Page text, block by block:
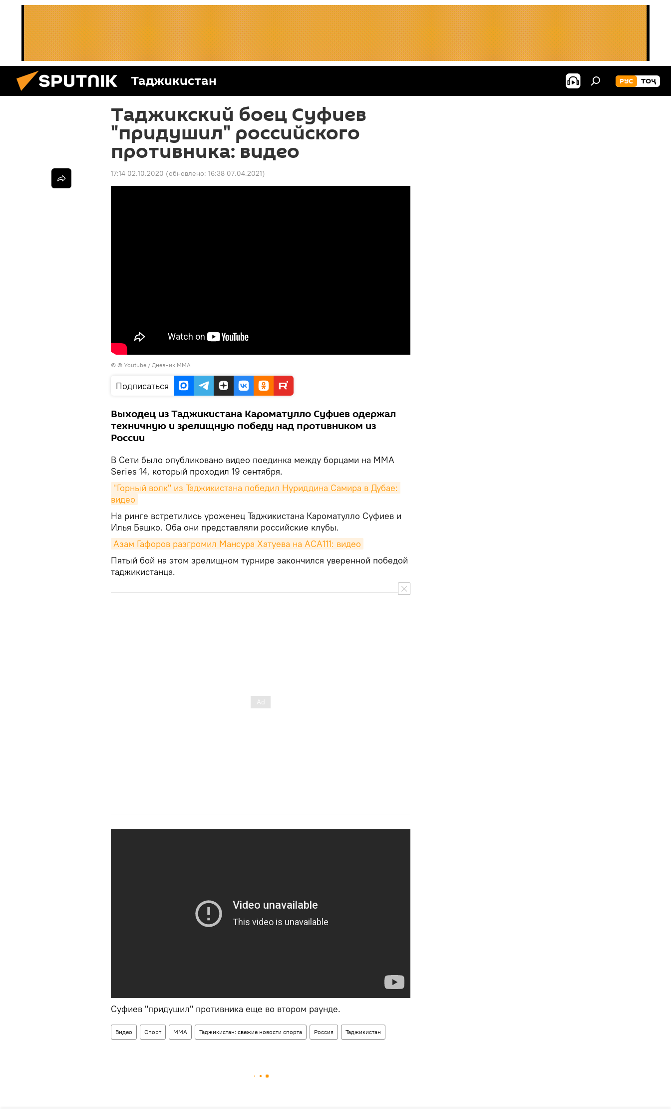
Таджикистан РУС ТОҶ
Таджикский боец Суфиев
"придушил" российского
противника: видео
17:14 02.10.2020 (обновлено: 16:38 07.04.2021)
© © Youtube / Дневник ММА
Подписаться
Выходец из Таджикистана Кароматулло Суфиев одержал
техничную и зрелищную победу над противником из
России
В Сети было опубликовано видео поединка между борцами на MMA
Series 14, который проходил 19 сентября.
"Горный волк" из Таджикистана победил Нуриддина Самира в Дубае:
видео
На ринге встретились уроженец Таджикистана Кароматулло Суфиев и
Илья Башко. Оба они представляли российские клубы.
Азам Гафоров разгромил Мансура Хатуева на ACA111: видео
Пятый бой на этом зрелищном турнире закончился уверенной победой
таджикистанца.
Суфиев "придушил" противника еще во втором раунде.
Видео Спорт ММА Таджикистан: свежие новости спорта Россия Таджикистан